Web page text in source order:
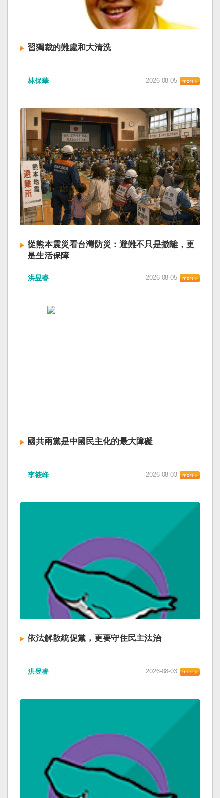
習獨裁的難處和大清洗
林保華 2026-08-05
從熊本震災看台灣防災：避難不只是撤離，更
是生活保障
洪昱睿 2026-08-05
國共兩黨是中國民主化的最大障礙
李筱峰 2026-08-03
依法解散統促黨，更要守住民主法治
洪昱睿 2026-08-03